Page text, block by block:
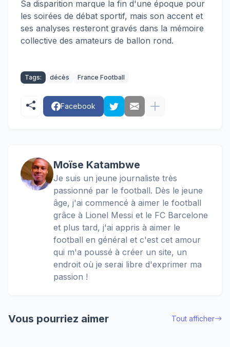
Sa disparition marque la fin d'une époque pour
les soirées de débat sportif, mais son accent et
ses analyses resteront gravés dans la mémoire
collective des amateurs de ballon rond.
Tags: décès France Football
Facebook
Moïse Katambwe
Je suis un jeune journaliste très
passionné par le football. Dès le jeune
âge, j'ai commencé à aimer le football
grâce à Lionel Messi et le FC Barcelone
et plus tard, j'ai appris à aimer le
football en général et c'est cet amour
qui m'a poussé à créer un site, un
endroit où je serai libre d'exprimer ma
passion !
Vous pourriez aimer Tout afficher